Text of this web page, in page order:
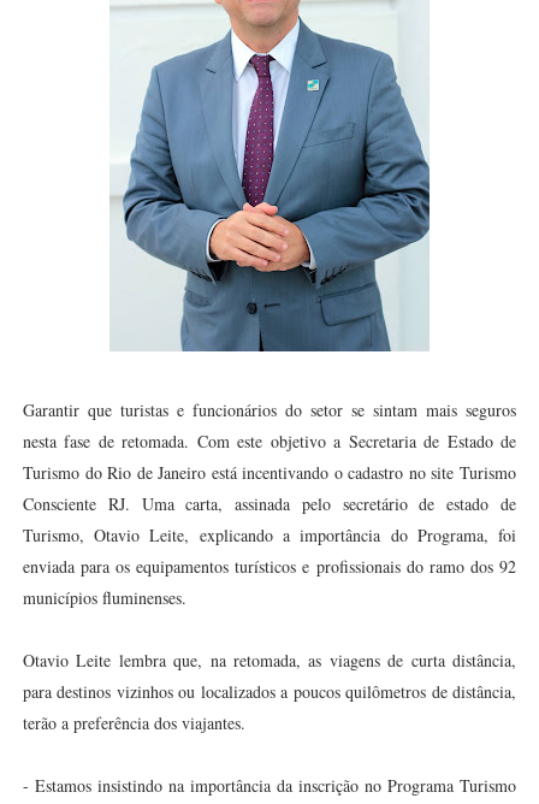
Garantir que turistas e funcionários do setor se sintam mais seguros
nesta fase de retomada. Com este objetivo a Secretaria de Estado de
Turismo do Rio de Janeiro está incentivando o cadastro no site Turismo
Consciente RJ. Uma carta, assinada pelo secretário de estado de
Turismo, Otavio Leite, explicando a importância do Programa, foi
enviada para os equipamentos turísticos e profissionais do ramo dos 92
municípios fluminenses.
Otavio Leite lembra que, na retomada, as viagens de curta distância,
para destinos vizinhos ou localizados a poucos quilômetros de distância,
terão a preferência dos viajantes.
- Estamos insistindo na importância da inscrição no Programa Turismo